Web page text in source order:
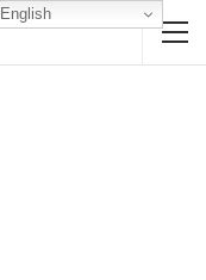
English